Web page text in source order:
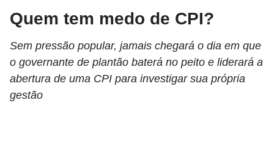
Quem tem medo de CPI?
Sem pressão popular, jamais chegará o dia em que
o governante de plantão baterá no peito e liderará a
abertura de uma CPI para investigar sua própria
gestão